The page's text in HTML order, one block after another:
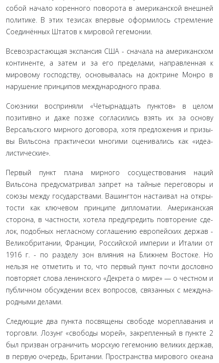
собой начало коренного поворота в американской внеш­ней
политике. В этих тезисах впервые оформилось стремле­ние
Соединённых Штатов к мировой гегемонии.
Всевозрастающая экспансия США - сначала на амери­канском
континенте, а затем и за его пределами, направлен­ная к
мировому господству, основывалась на доктрине Мон­ро в
нарушение принципов международного права.
Союзники восприняли «Четырнадцать пунктов» в це­лом
позитивно и даже позже согласились взять их за основу
Версальского мирного договора, хотя предложения и призы­
вы Вильсона практически многими оценивались как «идеа­
листические».
Первый пункт плана мирного сосуществования наций
Вильсона предусматривал запрет на тайные переговоры и
союзы между государствами. Вашингтон настаивал на откры­
тости как ключевом принципе дипломатии. Американская
сторона, в частности, хотела предупредить повторение сде­
лок, подобных негласному соглашению европейских держав -
Великобритании, Франции, Российской империи и Италии от
1916 г. - по разделу зон влияния на Ближнем Востоке. Но
нельзя не отметить и то, что первый пункт почти дословно
повторяет слова ленинского «Декрета о мире» — о честном и
публичном обсуждении всех вопросов, связанных с междуна­
родными делами.
Следующие два пункта посвящены свободе морепла­вания и
торговли. Лозунг «свободы морей», закрепленный в пункте 2
был призван ограничить морскую гегемонию вели­ких держав,
в первую очередь, Британии. Пространства ми­рового океана